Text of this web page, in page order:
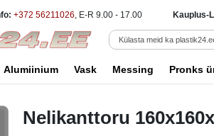
+372 56211026, E-R 9.00 - 17.00 Kauplus-
Külasta meid ka
Alumiinium Vask Messing Pronks
Nelikanttoru